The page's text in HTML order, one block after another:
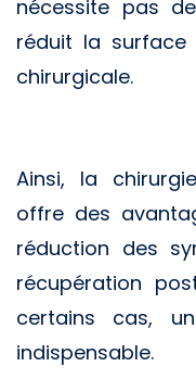
nécessite pas
réduit la surface
chirurgicale.
Ainsi, la
offre des
réduction des
récupération
certains cas,
indispensable.